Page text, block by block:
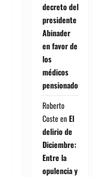
decreto del
presidente
Abinader
en favor de
los
médicos
pensionados
Roberto
Coste en El
delirio de
Diciembre:
Entre la
opulencia y